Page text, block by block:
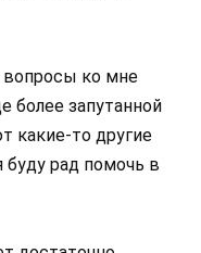
вопросы ко мне
более запутанной
какие-то другие
буду рад помочь в